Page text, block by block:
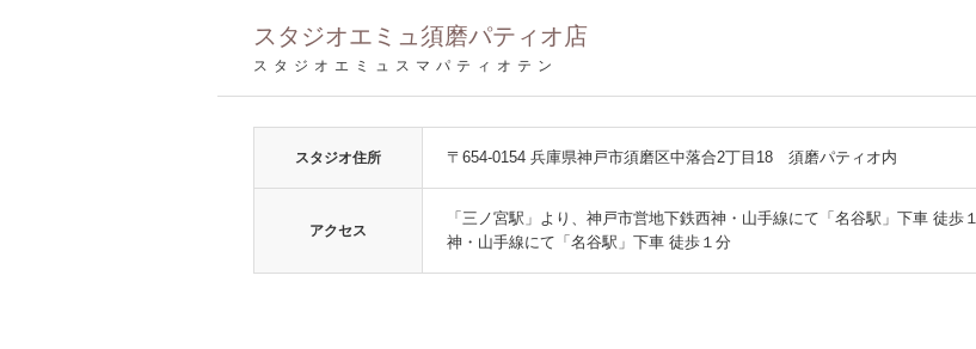
スタジオエミュ須磨パティオ店
スタジオエミュスマパティオテン
スタジオ住所 〒654-0154 兵庫県神戸市須磨区中落合2丁目18 須磨パティオ内
アクセス
「三ノ宮駅」より、神戸市営地下鉄西神・山手線にて「名谷駅」下車 徒
神・山手線にて「名谷駅」下車 徒歩１分